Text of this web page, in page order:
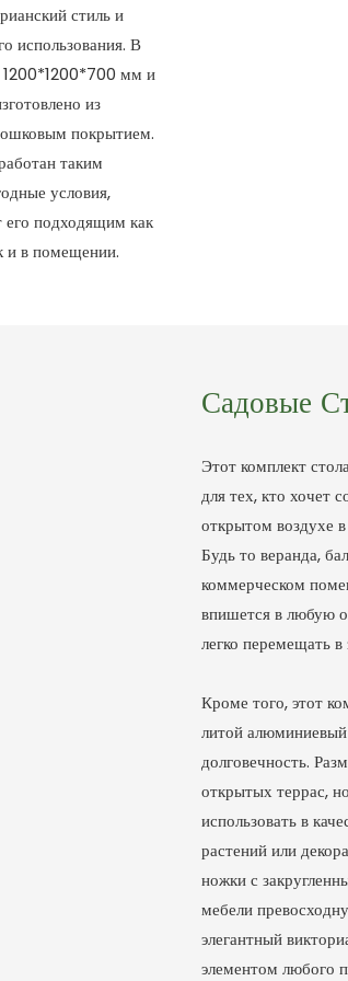
стиль и
использования. В
1200*1200*700 мм и
из
покрытием.
таким
условия,
его подходящим как
и в помещении.
Садовые
Этот комплект
для тех, кто хочет
открытом воздухе
Будь то веранда,
коммерческом
впишется в любую
легко перемещать
Кроме того, этот
литой
долговечность.
открытых террас,
использовать в
растений или
ножки с
мебели
элегантный
элементом любого